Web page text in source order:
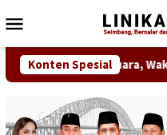
ke
kontenMobile
Konten Spesial
Bawa Misi Juara, Wakili